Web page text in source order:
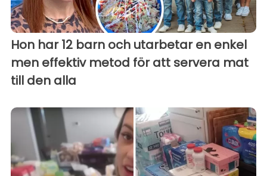
Hon har 12 barn och utarbetar en enkel
men effektiv metod för att servera mat
till den alla